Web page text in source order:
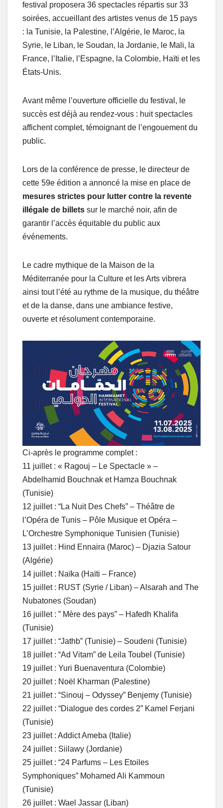
festival proposera 36 spectacles répartis sur 33
soirées, accueillant des artistes venus de 15 pays
: la Tunisie, la Palestine, l’Algérie, le Maroc, la
Syrie, le Liban, le Soudan, la Jordanie, le Mali, la
France, l’Italie, l’Espagne, la Colombie, Haïti et les
États-Unis.
Avant même l’ouverture officielle du festival, le
succès est déjà au rendez-vous : huit spectacles
affichent complet, témoignant de l’engouement du
public.
Lors de la conférence de presse, le directeur de
cette 59e édition a annoncé la mise en place de
mesures strictes pour lutter contre la revente
illégale de billets sur le marché noir, afin de
garantir l’accès équitable du public aux
événements.
Le cadre mythique de la Maison de la
Méditerranée pour la Culture et les Arts vibrera
ainsi tout l’été au rythme de la musique, du théâtre
et de la danse, dans une ambiance festive,
ouverte et résolument contemporaine.
Ci-après le programme complet :
11 juillet : « Ragouj – Le Spectacle » –
Abdelhamid Bouchnak et Hamza Bouchnak
(Tunisie)
12 juillet : “La Nuit Des Chefs” – Théâtre de
l’Opéra de Tunis – Pôle Musique et Opéra –
L’Orchestre Symphonique Tunisien (Tunisie)
13 juillet : Hind Ennaira (Maroc) – Djazia Satour
(Algérie)
14 juillet : Naïka (Haïti – France)
15 juillet : RUST (Syrie / Liban) – Alsarah and The
Nubatones (Soudan)
16 juillet : ” Mère des pays” – Hafedh Khalifa
(Tunisie)
17 juillet : “Jathb” (Tunisie) – Soudeni (Tunisie)
18 juillet : “Ad Vitam” de Leila Toubel (Tunisie)
19 juillet : Yuri Buenaventura (Colombie)
20 juillet : Noël Kharman (Palestine)
21 juillet : “Sinouj – Odyssey” Benjemy (Tunisie)
22 juillet : “Dialogue des cordes 2” Kamel Ferjani
(Tunisie)
23 juillet : Addict Ameba (Italie)
24 juillet : Siilawy (Jordanie)
25 juillet : “24 Parfums – Les Etoiles
Symphoniques” Mohamed Ali Kammoun
(Tunisie)
26 juillet : Wael Jassar (Liban)